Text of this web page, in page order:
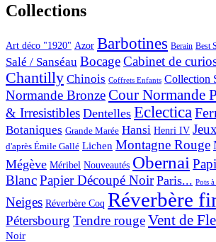
Collections
Art déco "1920" Azor Barbotines Berain Best
Salé / Sanséau BocageCabinet de
Chantilly Chinois Coffrets Enfants Collection
Normande BronzeCour Normande
& Irresistibles Dentelles Eclectica
Botaniques Grande Marée Hansi Henri IV
d'après Émile Gallé Lichen Montagne Rouge
Mégève Méribel Nouveautés Obernai
BlancPapier Découpé Noir Paris... Pots
Neiges Réverbère Coq Réverbère
Pétersbourg Tendre rougeVent de
Noir